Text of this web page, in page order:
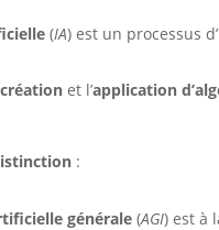
(IA) est un processus d’
créationet l’application
:
générale (AGI) est à